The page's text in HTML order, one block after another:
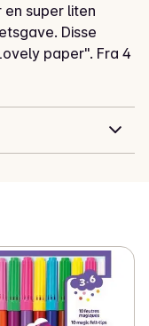
super liten
Disse
paper". Fra 4